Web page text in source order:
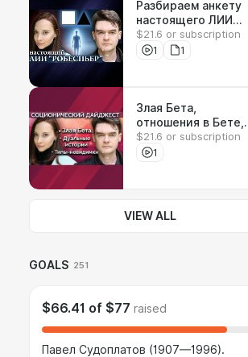
Разбираем анкету
настоящего ЛИИ
"Робеспьера". БЛ,
ЧИ, БС, Альфийские
$21.6 or subscription
1
1
Злая Бета,
отношения в Бете,
дуализация для
сильных духом -
$21.6 or subscription
1
VIEW ALL
GOALS 251
$66.41 of $77 raised
Павел Судоплатов (1907—1996).